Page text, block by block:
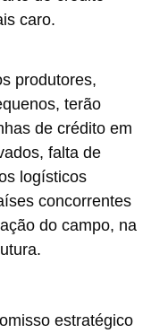
caro.
produtores,
terão
de crédito em
falta de
logísticos
concorrentes
do campo, na
estratégico